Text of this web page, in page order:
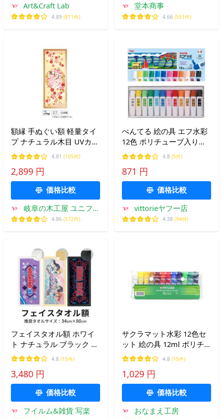
Art&Craft Lab
4.89 (811件)
堂本商事
4.66 (551件)
額縁 手ぬぐい額 軽量タイ
プ ナチュラル木目 UVカッ
ト ペット板仕様 タオル フ
レーム 木製 壁掛け おしゃ
れ ざわつく金曜日 手ぬぐ
い専用
4.81 (105件)
2,899 円
価格比較
岐阜の木工屋 ユニフォ
ーム 手ぬぐい 額縁
4.86 (572件)
ぺんてる 絵の具 エフ水彩
12色 ポリチューブ入り
WFC2-12
4.8 (5件)
871 円
価格比較
vittorieヤフー店
4.38 (94件)
フェイスタオル額 ホワイ
ト ナチュラル ブラック フ
ェイスタオル額縁 ライブ
グッズ イベントグッズ 送
料無料
4.8 (15件)
3,480 円
価格比較
フイルム&雑貨 写楽
サクラマット水彩 12色セ
ット 絵の具 12ml ポリチ
ューブ ケース付き(シース
入り) MW12PF 小学生 小学
校 授業 人気 定番 教材 [M
便 1/2]
4.8 (15件)
1,029 円
価格比較
おなまえ工房